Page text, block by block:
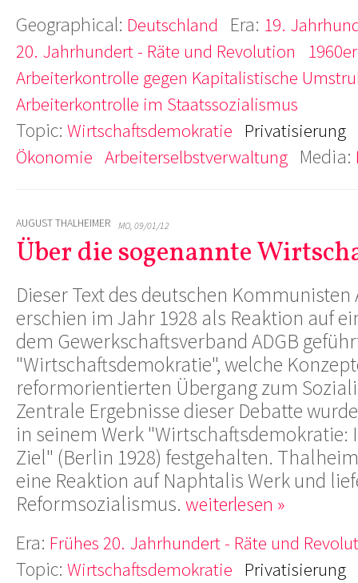
Geographical: Deutschland Era: 19.
20. Jahrhundert - Räte und Revolution
Arbeiterkontrolle gegen Kapitalistische
Arbeiterkontrolle im Staatssozialismus
Topic: Wirtschaftsdemokratie Privatisierung
Ökonomie Arbeiterselbstverwaltung Media:
AUGUST THALHEIMER MO, 09/01/12
Über die sogenannte
Dieser Text des deutschen
erschien im Jahr 1928 als Reaktion auf
dem Gewerkschaftsverband ADGB
"Wirtschaftsdemokratie", welche
reformorientierten Übergang zum
Zentrale Ergebnisse dieser Debatte
in seinem Werk "Wirtschaftsdemokratie:
Ziel" (Berlin 1928) festgehalten.
eine Reaktion auf Naphtalis Werk und
Reformsozialismus. weiterlesen »
Era: Frühes 20. Jahrhundert - Räte und
Topic: Wirtschaftsdemokratie Privatisierung